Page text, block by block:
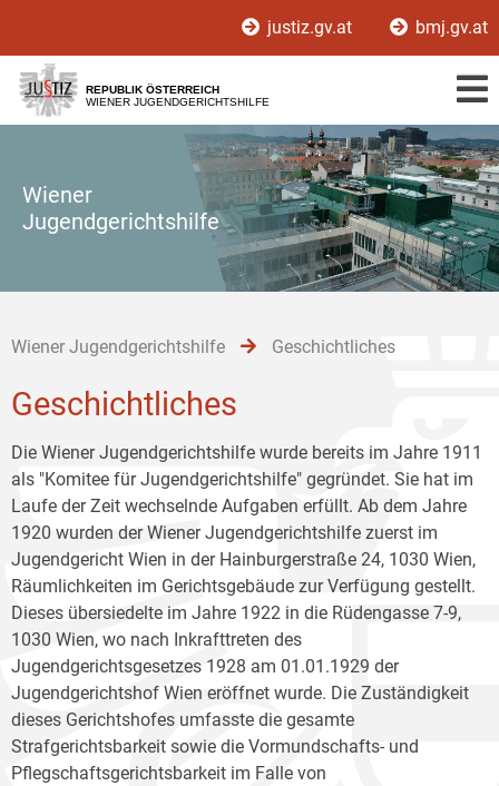
[1]
[2]
[3]
justiz.gv.at bmj.gv.at
REPUBLIK ÖSTERREICH
WIENER JUGENDGERICHTSHILFE
Wiener
Jugendgerichtshilfe
Wiener Jugendgerichtshilfe Geschichtliches
Geschichtliches
Die Wiener Jugendgerichtshilfe wurde bereits im Jahre 1911
als "Komitee für Jugendgerichtshilfe" gegründet. Sie hat im
Laufe der Zeit wechselnde Aufgaben erfüllt. Ab dem Jahre
1920 wurden der Wiener Jugendgerichtshilfe zuerst im
Jugendgericht Wien in der Hainburgerstraße 24, 1030 Wien,
Räumlichkeiten im Gerichtsgebäude zur Verfügung gestellt.
Dieses übersiedelte im Jahre 1922 in die Rüdengasse 7-9,
1030 Wien, wo nach Inkrafttreten des
Jugendgerichtsgesetzes 1928 am 01.01.1929 der
Jugendgerichtshof Wien eröffnet wurde. Die Zuständigkeit
dieses Gerichtshofes umfasste die gesamte
Strafgerichtsbarkeit sowie die Vormundschafts- und
Pflegschaftsgerichtsbarkeit im Falle von